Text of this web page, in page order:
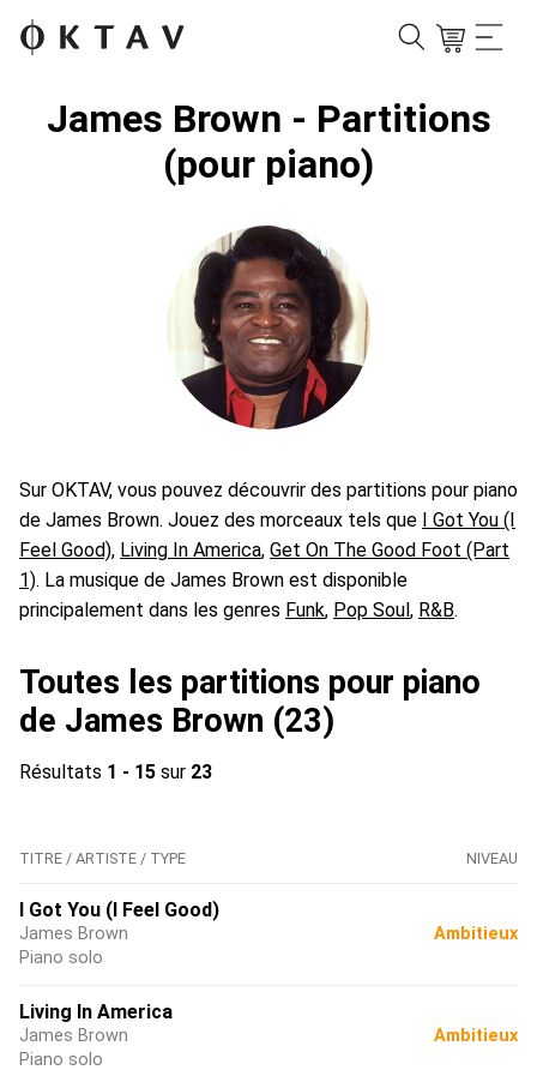
James Brown - Partitions
(pour piano)
Sur OKTAV, vous pouvez découvrir des partitions pour piano
de James Brown. Jouez des morceaux tels que I Got You (I
Feel Good), Living In America, Get On The Good Foot (Part
1). La musique de James Brown est disponible
principalement dans les genres Funk, Pop Soul, R&B.
Toutes les partitions pour piano
de James Brown (23)
Résultats 1 - 15 sur 23
TITRE / ARTISTE / TYPE NIVEAU
I Got You (I Feel Good)
James Brown
Piano solo
Ambitieux
Living In America
James Brown
Piano solo
Ambitieux